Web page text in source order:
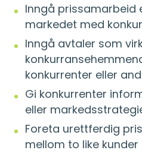
Inngå prissamarbeid
markedet med
Inngå avtaler som
konkurrenter eller
Gi konkurrenter
eller
Foreta urettferdig
mellom to like kunder